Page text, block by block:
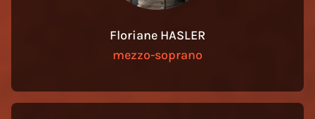
Floriane HASLER
mezzo-soprano